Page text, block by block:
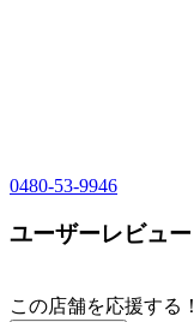
0480-53-9946
ユーザーレビュー
この店舗を応援する！